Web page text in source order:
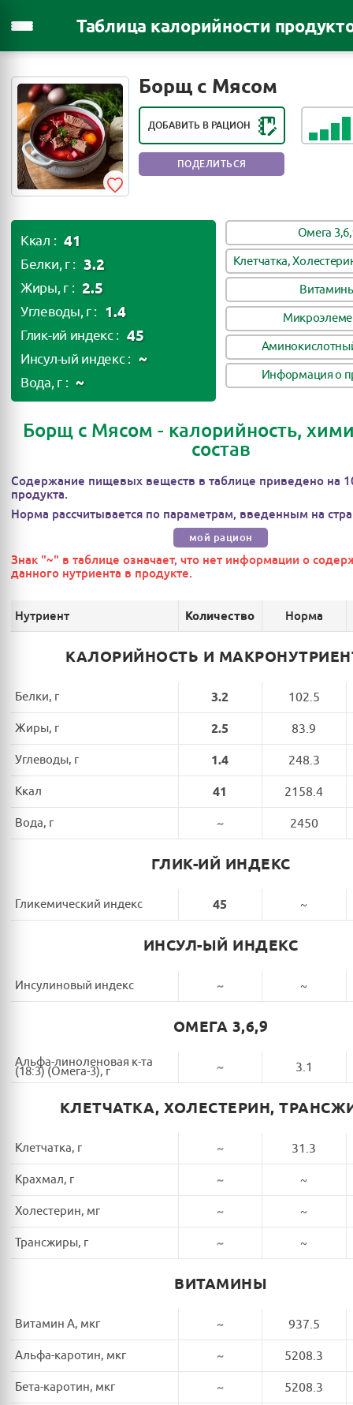
Таблица калорийности
Борщ с Мясом
ДОБАВИТЬ В РАЦИОН
ПОДЕЛИТЬСЯ
Ккал : 41
Белки, г : 3.2
Жиры, г : 2.5
Углеводы, г : 1.4
Глик-ий индекс : 45
Инсул-ый индекс : ~
Вода, г : ~
Омега
Клетчатка,
Информация о
Борщ с Мясом - калорийность,
состав
Содержание пищевых веществ в таблице приведено на
продукта.
Норма рассчитывается по параметрам, введенным на
мой рацион
Знак "~" в таблице означает, что нет информации о
данного нутриента в продукте.
Нутриент Количество Норма
КАЛОРИЙНОСТЬ И
Белки, г 3.2 102.5
Жиры, г 2.5 83.9
Углеводы, г 1.4 248.3
Ккал 41 2158.4
Вода, г ~ 2450
ГЛИК-ИЙ ИНДЕКС
Гликемический индекс 45 ~
ИНСУЛ-ЫЙ ИНДЕКС
Инсулиновый индекс ~ ~
ОМЕГА 3,6,9
Альфа-линоленовая к-та
(18:3) (Омега-3), г ~ 3.1
КЛЕТЧАТКА, ХОЛЕСТЕРИН,
Клетчатка, г ~ 31.3
Крахмал, г ~ ~
Холестерин, мг ~ ~
Трансжиры, г ~ ~
ВИТАМИНЫ
Витамин A, мкг ~ 937.5
Альфа-каротин, мкг ~ 5208.3
Бета-каротин, мкг ~ 5208.3